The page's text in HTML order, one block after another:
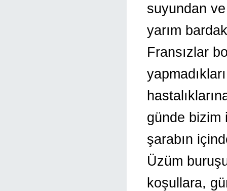
suyundan
yarım
Fransızlar
günde bizim
şarabın
Üzüm
koşullara,